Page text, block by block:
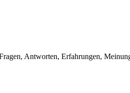
Antworten, Erfahrungen,